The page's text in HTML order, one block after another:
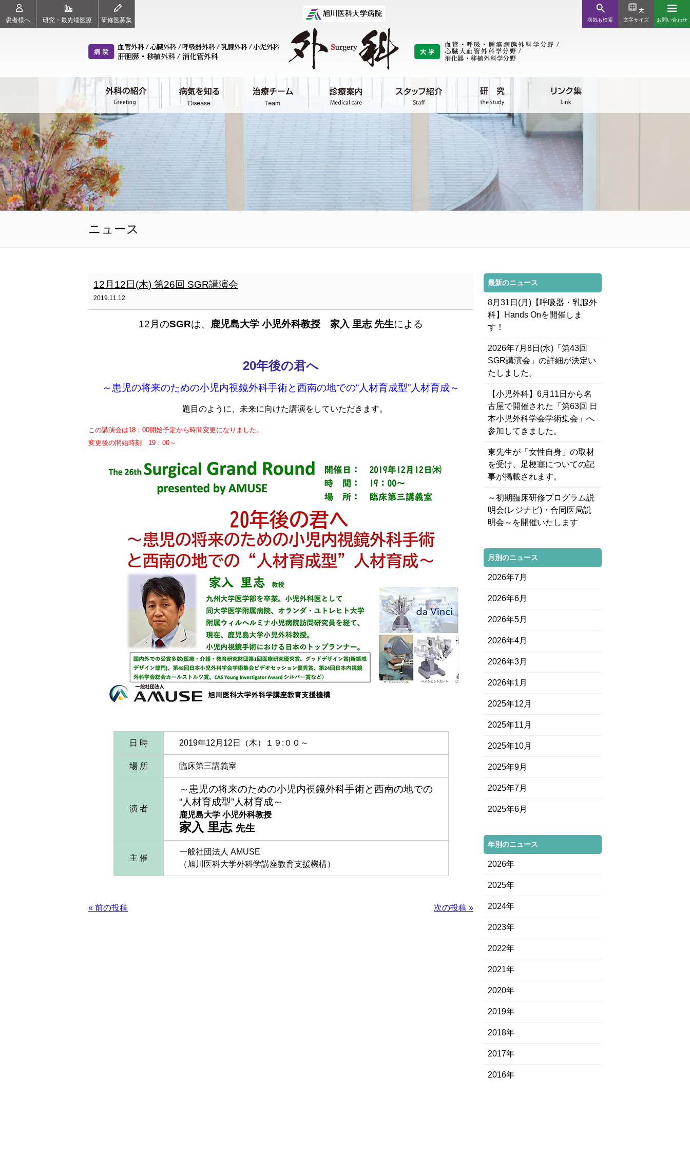
患者様へ 研究・最先端医療 研修医募集 病気も検索 文字サイズ お問い合わせ
外科の紹介（ごあいさつ）
教授 東 信良 教授 紙谷 寛之 教授 横尾 英樹
（教室の歴史）
血管・呼吸・腫瘍
病態外科学分野
心臓大血管外科学
分野
肝胆膵・移植外科
消化管外科学分野
病気を知る
治療チーム（各科のご案内）
血管外科 心臓外科 呼吸器外科 乳腺外科 小児外科 肝胆膵・移植外科 消化管外科
診療案内
診療科目 初診の方へ 再診の手続き 予約について 入院について
スタッフ紹介
血管外科 心臓外科 呼吸器外科 乳腺外科 小児外科 肝胆膵・移植外科 消化管外科
研究
基礎研究 / 臨床研究 / 研究業績 論文
最先端医療
血管外科/心臓外科 乳腺外科 /
小児外科
肝胆膵・移植外科/
消化管外科
リンク集
医療機関様
旭川近郊 / 北海道・全国
学会関係
ニュース
12月12日(木) 第26回 SGR講演会
2019.11.12
12月のSGRは、 鹿児島大学 小児外科教授 家入 里志 先生による
20年後の君へ
～患児の将来のための小児内視鏡外科手術と西南の地での“人材育成型”人材育成～
題目のように、未来に向けた講演をしていただきます。
この講演会は18：00開始予定から時間変更になりました。
変更後の開始時刻 19：00～
日 時 2019年12月12日（木）１９:００～
場 所 臨床第三講義室
演 者
～患児の将来のための小児内視鏡外科手術と西南の地での
“人材育成型”人材育成～
鹿児島大学 小児外科教授
家入 里志 先生
主 催
一般社団法人 AMUSE
（旭川医科大学外科学講座教育支援機構）
« 前の投稿 次の投稿 »
最新のニュース
8月31日(月)【呼吸器・乳腺外
科】Hands Onを開催しま
す！
2026年7月8日(水)「第43回
SGR講演会」の詳細が決定い
たしました。
【小児外科】6月11日から名
古屋で開催された「第63回 日
本小児外科学会学術集会」へ
参加してきました。
東先生が「女性自身」の取材
を受け、足梗塞についての記
事が掲載されます。
～初期臨床研修プログラム説
明会(レジナビ)・合同医局説
明会～を開催いたします
月別のニュース
2026年7月
2026年6月
2026年5月
2026年4月
2026年3月
2026年1月
2025年12月
2025年11月
2025年10月
2025年9月
2025年7月
2025年6月
年別のニュース
2026年
2025年
2024年
2023年
2022年
2021年
2020年
2019年
2018年
2017年
2016年